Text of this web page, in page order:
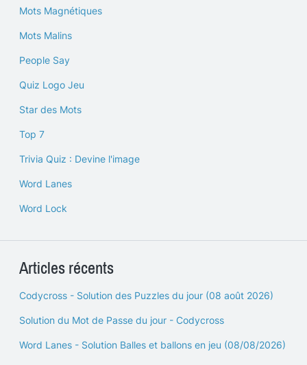
Mots Magnétiques
Mots Malins
People Say
Quiz Logo Jeu
Star des Mots
Top 7
Trivia Quiz : Devine l'image
Word Lanes
Word Lock
Articles récents
Codycross - Solution des Puzzles du jour (08 août 2026)
Solution du Mot de Passe du jour - Codycross
Word Lanes - Solution Balles et ballons en jeu (08/08/2026)